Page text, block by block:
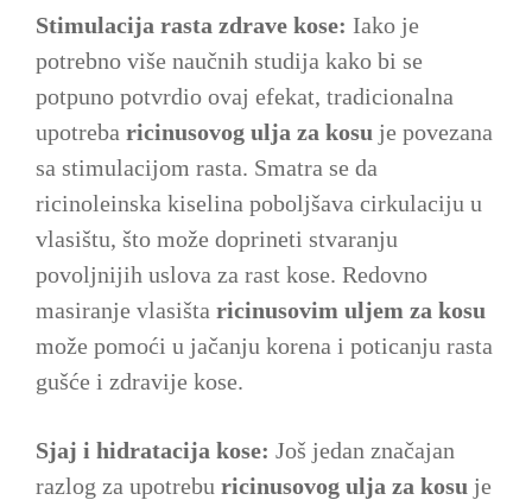
Stimulacija rasta zdrave kose: Iako je
potrebno više naučnih studija kako bi se
potpuno potvrdio ovaj efekat, tradicionalna
upotreba ricinusovog ulja za kosu je povezana
sa stimulacijom rasta. Smatra se da
ricinoleinska kiselina poboljšava cirkulaciju u
vlasištu, što može doprineti stvaranju
povoljnijih uslova za rast kose. Redovno
masiranje vlasišta ricinusovim uljem za kosu
može pomoći u jačanju korena i poticanju rasta
gušće i zdravije kose.
Sjaj i hidratacija kose: Još jedan značajan
razlog za upotrebu ricinusovog ulja za kosu je